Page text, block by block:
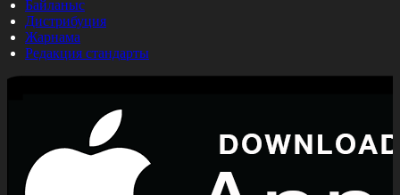
Байланыс
Дистрибуция
Жарнама
Редакция стандарты